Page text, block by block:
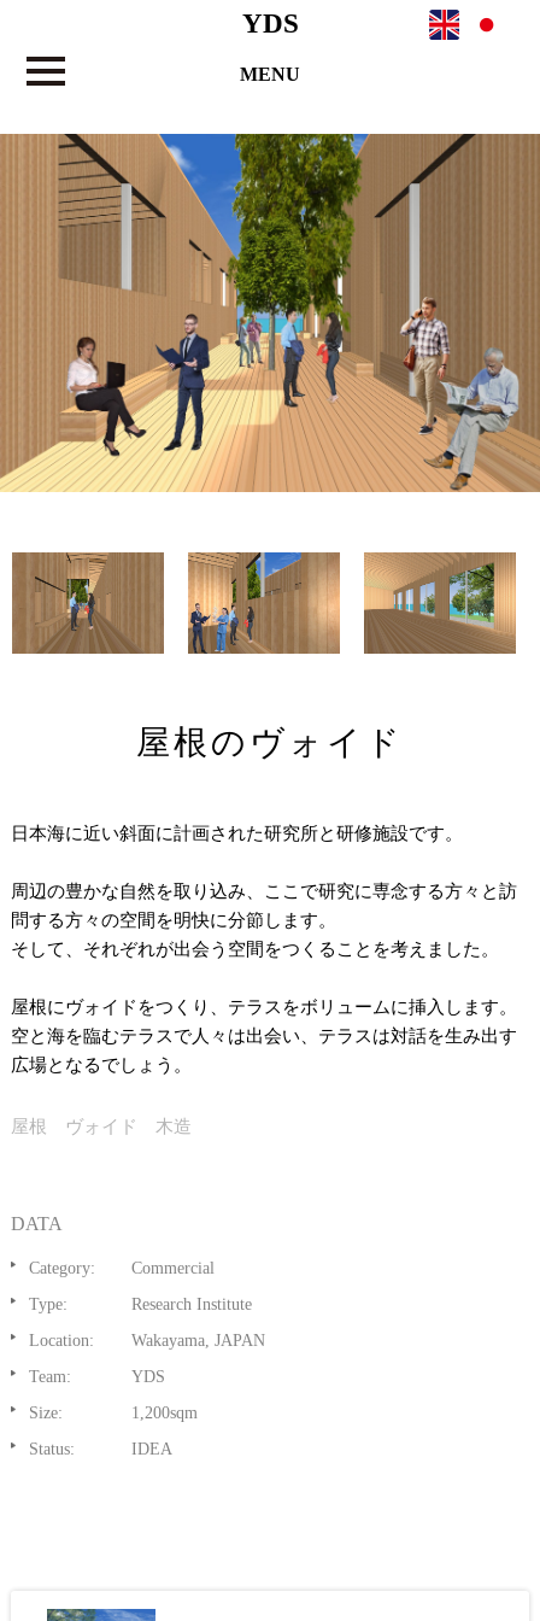
YDS
MENU
屋根のヴォイド
日本海に近い斜面に計画された研究所と研修施設です。
周辺の豊かな自然を取り込み、ここで研究に専念する方々と訪
問する方々の空間を明快に分節します。
そして、それぞれが出会う空間をつくることを考えました。
屋根にヴォイドをつくり、テラスをボリュームに挿入します。
空と海を臨むテラスで人々は出会い、テラスは対話を生み出す
広場となるでしょう。
屋根 ヴォイド 木造
DATA
Category:
Commercial
Type:
Research Institute
Location:
Wakayama, JAPAN
Team:
YDS
Size:
1,200sqm
Status:
IDEA